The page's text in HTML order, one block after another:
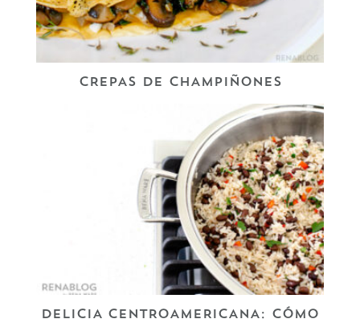
CREPAS DE CHAMPIÑONES
DELICIA CENTROAMERICANA: CÓMO